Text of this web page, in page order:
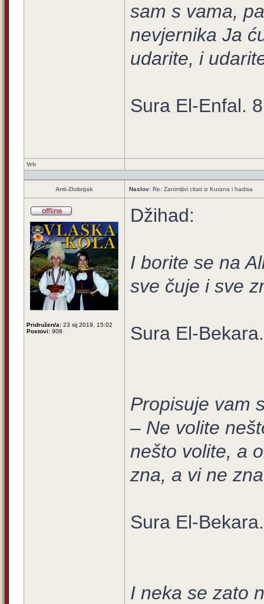
sam s vama,
nevjernika Ja
udarite, i
Sura El-Enfal.
Vrh
Anti-Zlobnjak Naslov: Re: Zanimljivi citati iz Kurana i hadisa
Pridružen/a: 23 sij 2019, 15:02
Postovi: 908
Džihad:
I borite se na
sve čuje i sve
Sura El-
Propisuje vam
– Ne volite
nešto volite, a
zna, a vi ne
Sura El-
I neka se zato